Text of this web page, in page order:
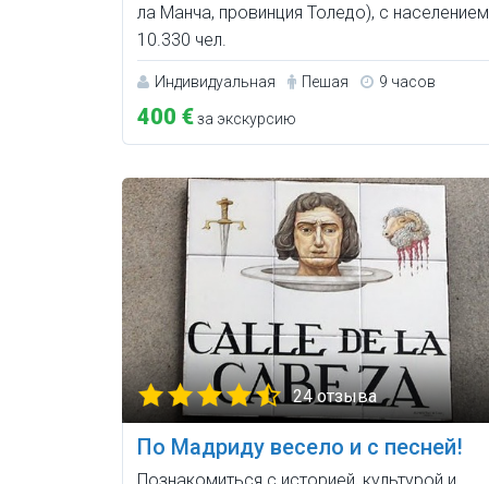
ла Манча, провинция Толедо), с населением
10.330 чел.
Индивидуальная Пешая 9 часов
400 €за экскурсию
24 отзыва
По Мадриду весело и с песней!